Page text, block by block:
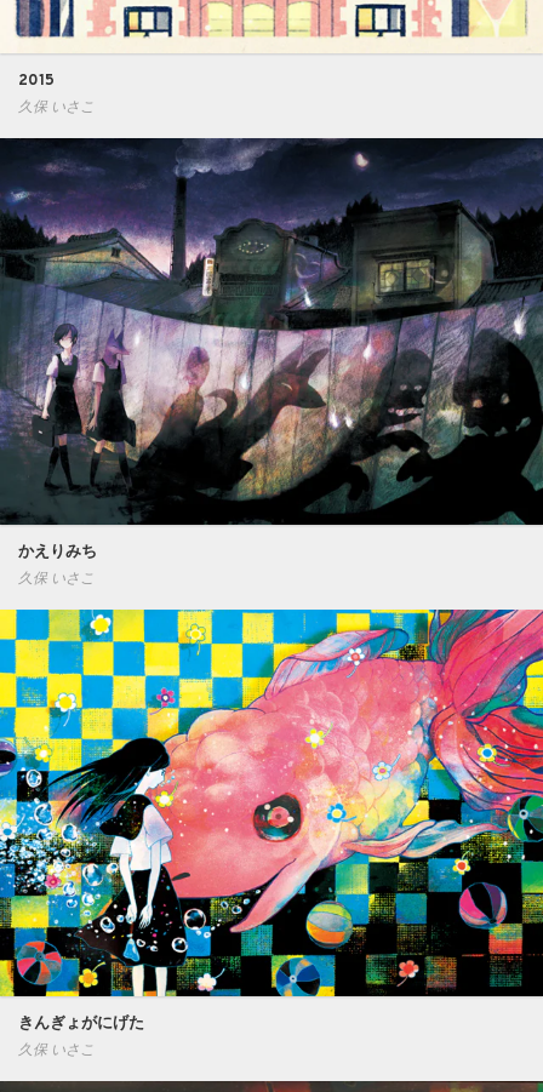
2015
久保 いさこ
かえりみち
久保 いさこ
きんぎょがにげた
久保 いさこ